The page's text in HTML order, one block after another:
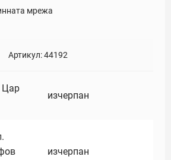
мрежа
Артикул:44192
Цар
изчерпан
изчерпан